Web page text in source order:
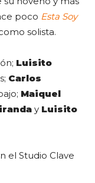
poco Esta Soy
solista.
Luisito
Carlos
Maiquel
y Luisito
el Studio Clave